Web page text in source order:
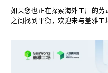
如果您也正在探索海外工厂的
之间找到平衡，欢迎来与盖雅工